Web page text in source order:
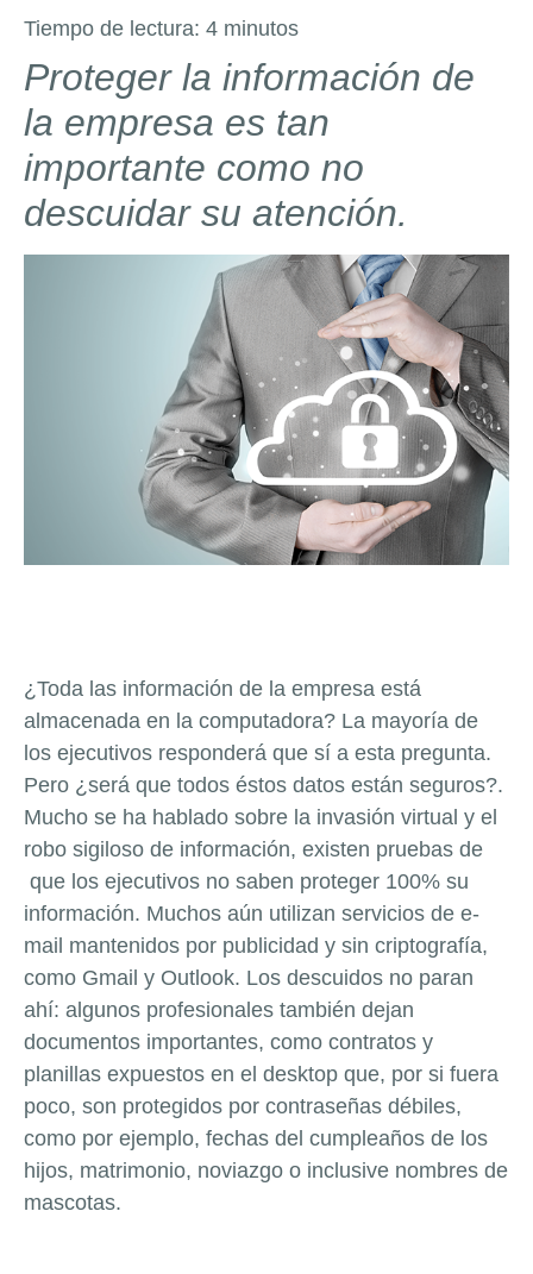
Tiempo de lectura: 4 minutos
Proteger la información de
la empresa es tan
importante como no
descuidar su atención.
¿ Toda las información de la empresa está
almacenada en la computadora? La mayoría de
los ejecutivos responderá que sí a esta pregunta.
Pero ¿ será que todos éstos datos están seguros?.
Mucho se ha hablado sobre la invasión virtual y el
robo sigiloso de información, existen pruebas de
que los ejecutivos no saben proteger 100% su
información. Muchos aún utilizan servicios de e-
mail mantenidos por publicidad y sin criptografía,
como Gmail y Outlook. Los descuidos no paran
ahí: algunos profesionales también dejan
documentos importantes, como contratos y
planillas expuestos en el desktop que, por si fuera
poco, son protegidos por contraseñas débiles,
como por ejemplo, fechas del cumpleaños de los
hijos, matrimonio, noviazgo o inclusive nombres de
mascotas.